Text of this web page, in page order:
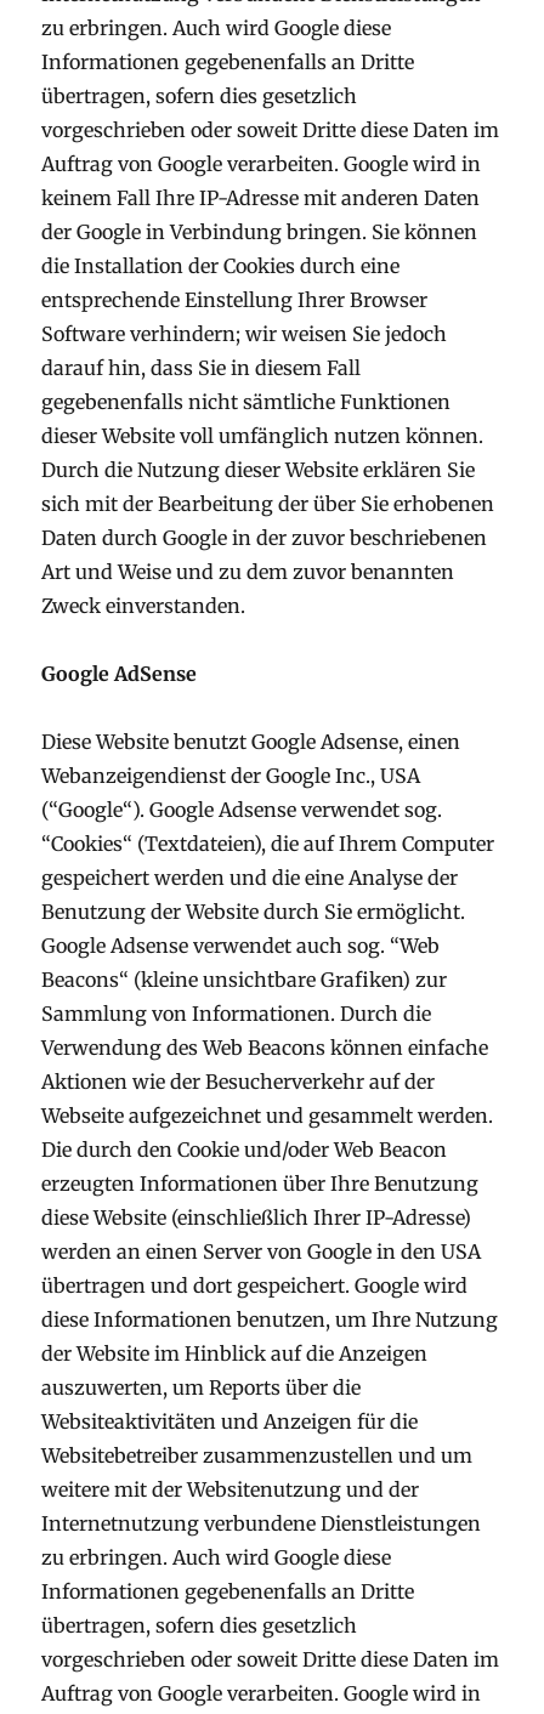
zu erbringen. Auch wird Google diese
Informationen gegebenenfalls an Dritte
übertragen, sofern dies gesetzlich
vorgeschrieben oder soweit Dritte diese Daten im
Auftrag von Google verarbeiten. Google wird in
keinem Fall Ihre IP-Adresse mit anderen Daten
der Google in Verbindung bringen. Sie können
die Installation der Cookies durch eine
entsprechende Einstellung Ihrer Browser
Software verhindern; wir weisen Sie jedoch
darauf hin, dass Sie in diesem Fall
gegebenenfalls nicht sämtliche Funktionen
dieser Website voll umfänglich nutzen können.
Durch die Nutzung dieser Website erklären Sie
sich mit der Bearbeitung der über Sie erhobenen
Daten durch Google in der zuvor beschriebenen
Art und Weise und zu dem zuvor benannten
Zweck einverstanden.
Google AdSense
Diese Website benutzt Google Adsense, einen
Webanzeigendienst der Google Inc., USA
(“Google“). Google Adsense verwendet sog.
“Cookies“ (Textdateien), die auf Ihrem Computer
gespeichert werden und die eine Analyse der
Benutzung der Website durch Sie ermöglicht.
Google Adsense verwendet auch sog. “Web
Beacons“ (kleine unsichtbare Grafiken) zur
Sammlung von Informationen. Durch die
Verwendung des Web Beacons können einfache
Aktionen wie der Besucherverkehr auf der
Webseite aufgezeichnet und gesammelt werden.
Die durch den Cookie und/oder Web Beacon
erzeugten Informationen über Ihre Benutzung
diese Website (einschließlich Ihrer IP-Adresse)
werden an einen Server von Google in den USA
übertragen und dort gespeichert. Google wird
diese Informationen benutzen, um Ihre Nutzung
der Website im Hinblick auf die Anzeigen
auszuwerten, um Reports über die
Websiteaktivitäten und Anzeigen für die
Websitebetreiber zusammenzustellen und um
weitere mit der Websitenutzung und der
Internetnutzung verbundene Dienstleistungen
zu erbringen. Auch wird Google diese
Informationen gegebenenfalls an Dritte
übertragen, sofern dies gesetzlich
vorgeschrieben oder soweit Dritte diese Daten im
Auftrag von Google verarbeiten. Google wird in